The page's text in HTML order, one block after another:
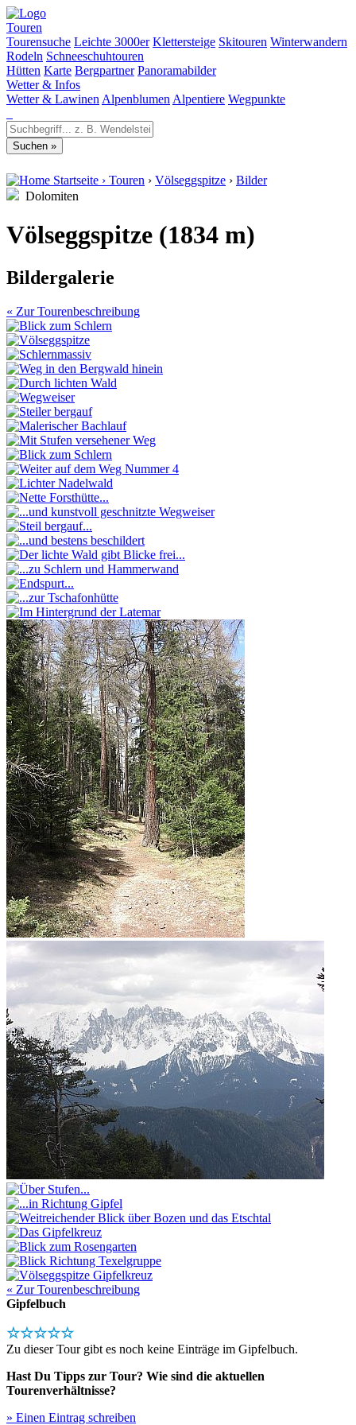
Touren
Tourensuche Leichte 3000er Klettersteige Skitouren Winterwandern
Rodeln Schneeschuhtouren
Hütten Karte Bergpartner Panoramabilder
Wetter & Infos
Wetter & Lawinen Alpenblumen Alpentiere Wegpunkte
Startseite › Touren › Völseggspitze › Bilder
Dolomiten
Völseggspitze (1834 m)
Bildergalerie
« Zur Tourenbeschreibung
« Zur Tourenbeschreibung
Gipfelbuch
☆☆☆☆☆
Zu dieser Tour gibt es noch keine Einträge im Gipfelbuch.
Hast Du Tipps zur Tour? Wie sind die aktuellen
Tourenverhältnisse?
» Einen Eintrag schreiben